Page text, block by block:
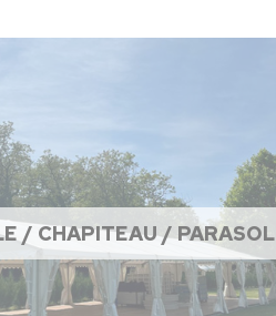
/ CHAPITEAU / PARASOL